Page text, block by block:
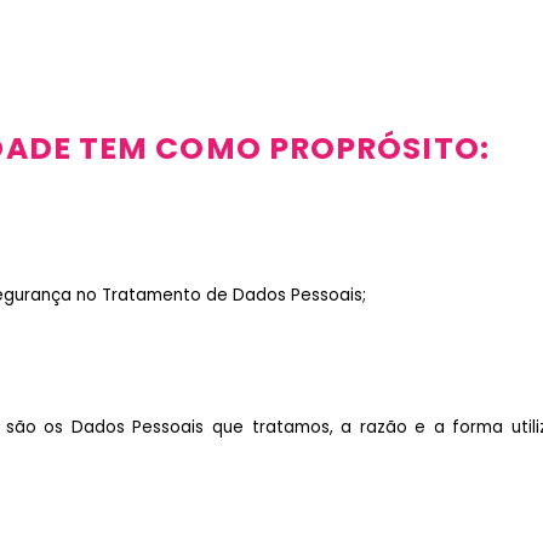
TEM COMO PROPRÓSITO:
no Tratamento de Dados Pessoais;
os Dados Pessoais que tratamos, a razão e a forma